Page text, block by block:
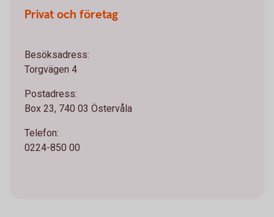
Privat och företag
Besöksadress:
Torgvägen 4
Postadress:
Box 23, 740 03 Östervåla
Telefon:
0224-850 00